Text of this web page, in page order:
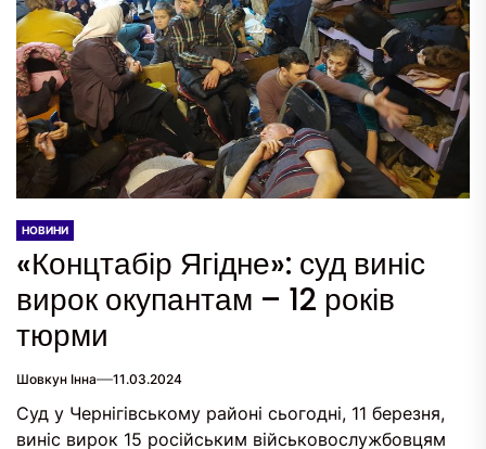
НОВИНИ
«Концтабір Ягідне»: суд виніс
вирок окупантам – 12 років
тюрми
Шовкун Інна 11.03.2024
Суд у Чернігівському районі сьогодні, 11 березня,
виніс вирок 15 російським військовослужбовцям